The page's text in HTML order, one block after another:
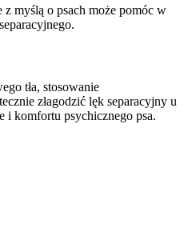
myślą o psach może pomóc w
tła, stosowanie
złagodzić lęk separacyjny u
i komfortu psychicznego psa.